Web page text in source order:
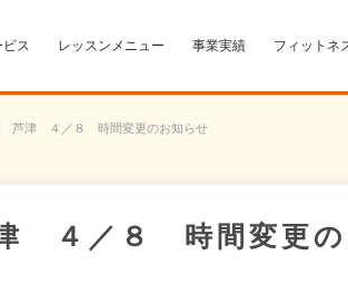
ス レッスンメニュー 事業実績 フィットネ
芦津 ４／８ 時間変更のお知らせ
４／８ 時間変更の